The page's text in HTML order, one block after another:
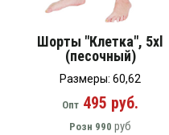
Шорты "Клетка", 5xl
(песочный)
Размеры: 60,62
Опт 495 руб.
Розн 990 руб